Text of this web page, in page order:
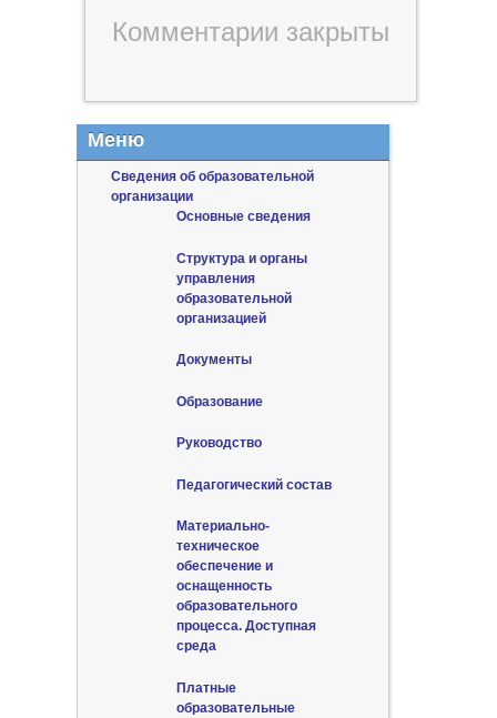
Комментарии закрыты
Меню
Сведения об образовательной
организации
Основные сведения
Структура и органы
управления
образовательной
организацией
Документы
Образование
Руководство
Педагогический состав
Материально-
техническое
обеспечение и
оснащенность
образовательного
процесса. Доступная
среда
Платные
образовательные